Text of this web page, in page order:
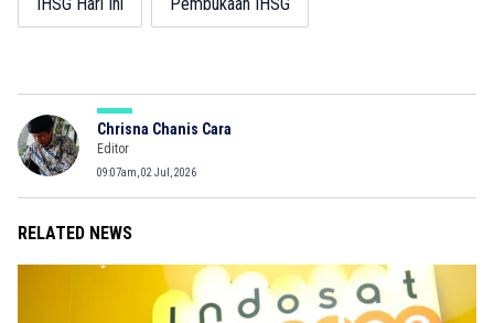
Chrisna Chanis Cara
Editor
09:07am, 02 Jul, 2026
RELATED NEWS